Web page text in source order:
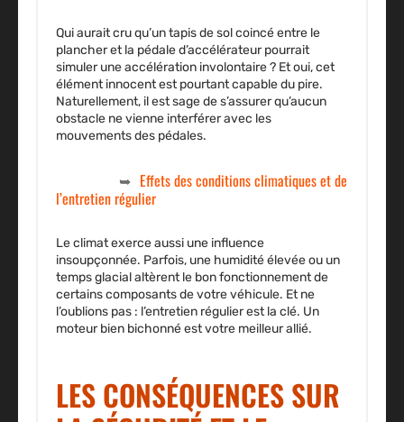
Qui aurait cru qu’un tapis de sol coincé entre le
plancher et la pédale d’accélérateur pourrait
simuler une accélération involontaire ? Et oui, cet
élément innocent est pourtant capable du pire.
Naturellement, il est sage de s’assurer qu’aucun
obstacle ne vienne interférer avec les
mouvements des pédales.
Effets des conditions climatiques et de
l’entretien régulier
Le climat exerce aussi une influence
insoupçonnée. Parfois, une humidité élevée ou un
temps glacial altèrent le bon fonctionnement de
certains composants de votre véhicule. Et ne
l’oublions pas : l’entretien régulier est la clé. Un
moteur bien bichonné est votre meilleur allié.
LES CONSÉQUENCES SUR